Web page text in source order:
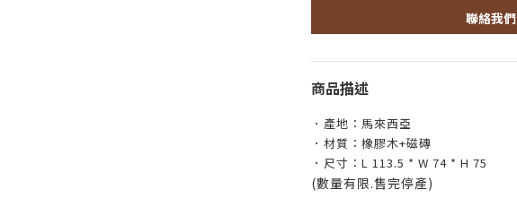
聯絡我們
商品描述
．產地：馬來西亞
．材質：橡膠木+磁磚
．尺寸：L 113.5 * W 74 * H 75
(數量有限.售完停產)